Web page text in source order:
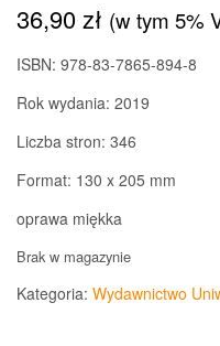
36,90zł (w tym 5%
ISBN: 978-83-7865-894-8
Rok wydania: 2019
Liczba stron: 346
Format: 130 x 205 mm
oprawa miękka
Brak w magazynie
Kategoria: Wydawnictwo